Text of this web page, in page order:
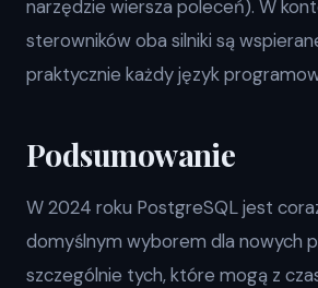
narzędzie wiersza poleceń). W
sterowników oba silniki są
praktycznie każdy język
Podsumowanie
W 2024 roku PostgreSQL jest
domyślnym wyborem dla nowych
szczególnie tych, które mogą z